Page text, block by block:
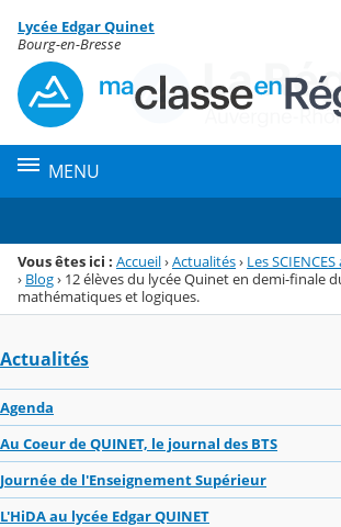
Menu de la rubrique
Contenu
Lycée Edgar Quinet
Bourg-en-Bresse
MENU
Vous êtes ici : Accueil›Actualités› Les
› Blog› 12 élèves du lycée Quinet en demi-finale
mathématiques et logiques.
Actualités
Agenda
Au Coeur de QUINET, le journal des BTS
Journée de l'Enseignement Supérieur
L'HiDA au lycée Edgar QUINET